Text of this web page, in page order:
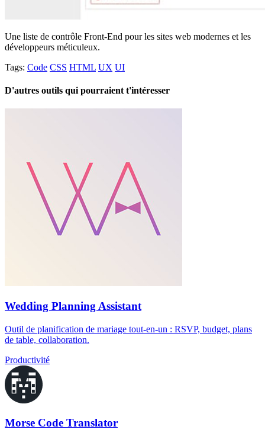
Une liste de contrôle Front-End pour les sites web modernes et les
développeurs méticuleux.
Tags: Code CSS HTML UX UI
D'autres outils qui pourraient t'intéresser
Wedding Planning Assistant
Outil de planification de mariage tout-en-un : RSVP, budget, plans
de table, collaboration.
Productivité
Morse Code Translator